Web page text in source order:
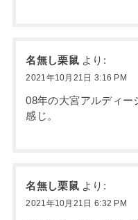
名無し栗鼠 より:
2021年10月21日 3:16 PM
08年の大宮アルディー
感じ。
名無し栗鼠 より:
2021年10月21日 6:32 PM